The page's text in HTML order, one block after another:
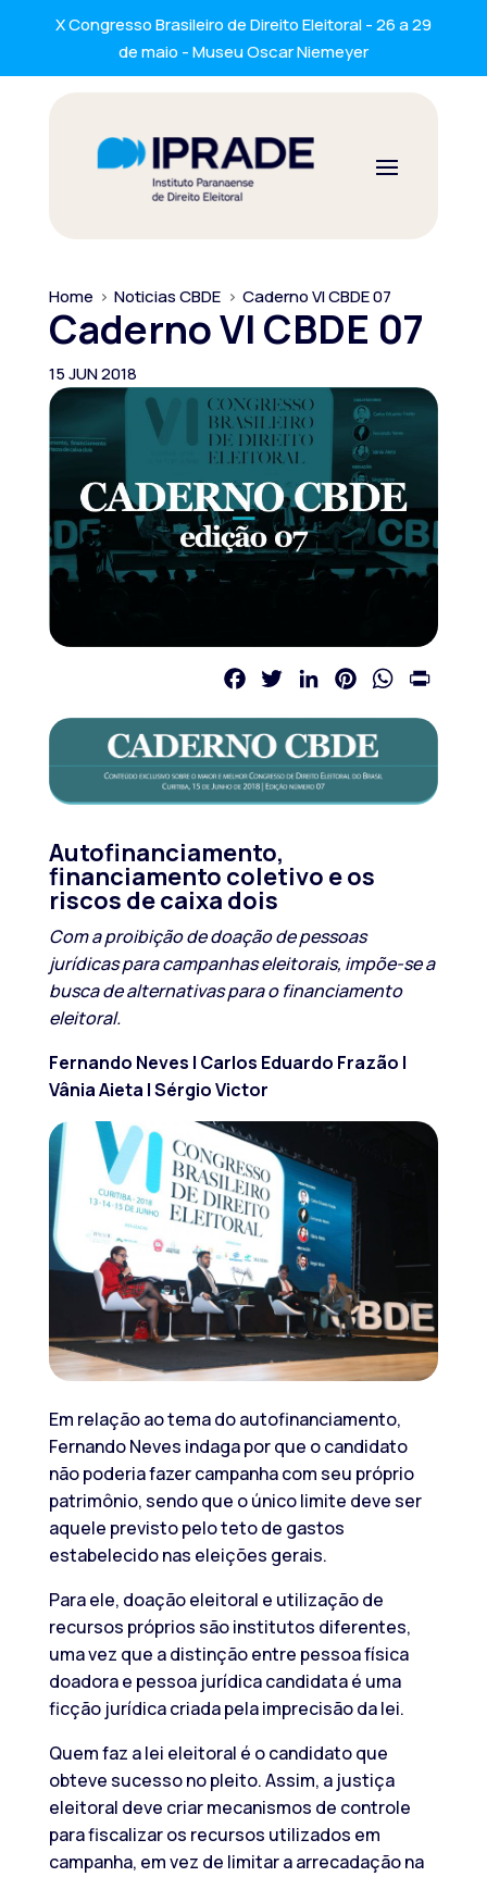
X Congresso Brasileiro de Direito Eleitoral - 26 a 29
de maio - Museu Oscar Niemeyer
Home > Noticias CBDE > Caderno VI CBDE 07
Caderno VI CBDE 07
15 JUN 2018
FacebookTwitterLinkedInPinterestWhatsApp
Autofinanciamento,
financiamento coletivo e os
riscos de caixa dois
Com a proibição de doação de pessoas
jurídicas para campanhas eleitorais, impõe-se a
busca de alternativas para o financiamento
eleitoral.
Fernando Neves | Carlos Eduardo Frazão |
Vânia Aieta | Sérgio Victor
Em relação ao tema do autofinanciamento,
Fernando Neves indaga por que o candidato
não poderia fazer campanha com seu próprio
patrimônio, sendo que o único limite deve ser
aquele previsto pelo teto de gastos
estabelecido nas eleições gerais.
Para ele, doação eleitoral e utilização de
recursos próprios são institutos diferentes,
uma vez que a distinção entre pessoa física
doadora e pessoa jurídica candidata é uma
ficção jurídica criada pela imprecisão da lei.
Quem faz a lei eleitoral é o candidato que
obteve sucesso no pleito. Assim, a justiça
eleitoral deve criar mecanismos de controle
para fiscalizar os recursos utilizados em
campanha, em vez de limitar a arrecadação na